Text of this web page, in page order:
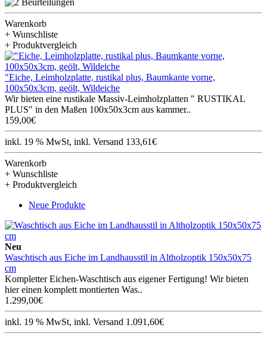
Warenkorb
+ Wunschliste
+ Produktvergleich
"Eiche, Leimholzplatte, rustikal plus, Baumkante vorne,
100x50x3cm, geölt, Wildeiche
Wir bieten eine rustikale Massiv-Leimholzplatten " RUSTIKAL
PLUS" in den Maßen 100x50x3cm aus kammer..
159,00€
inkl. 19 % MwSt, inkl. Versand 133,61€
Warenkorb
+ Wunschliste
+ Produktvergleich
Neue Produkte
Neu
Waschtisch aus Eiche im Landhausstil in Altholzoptik 150x50x75
cm
Kompletter Eichen-Waschtisch aus eigener Fertigung! Wir bieten
hier einen komplett montierten Was..
1.299,00€
inkl. 19 % MwSt, inkl. Versand 1.091,60€